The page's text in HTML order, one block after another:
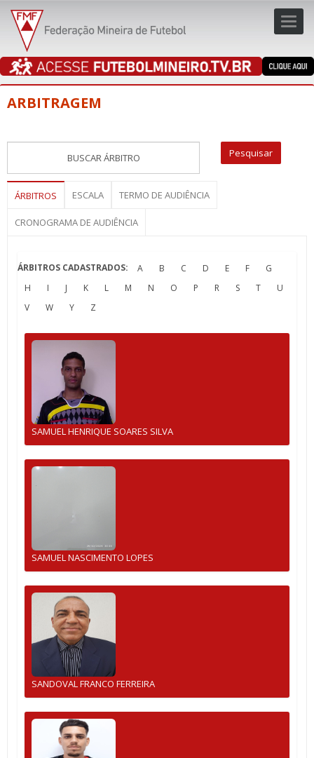
ARBITRAGEM
ÁRBITROS ESCALA TERMO DE AUDIÊNCIA
CRONOGRAMA DE AUDIÊNCIA
ÁRBITROS CADASTRADOS: A B C D E F
G
H
I J K L M N O P R S T
U
V
W Y Z
SAMUEL HENRIQUE SOARES SILVA
SAMUEL NASCIMENTO LOPES
SANDOVAL FRANCO FERREIRA